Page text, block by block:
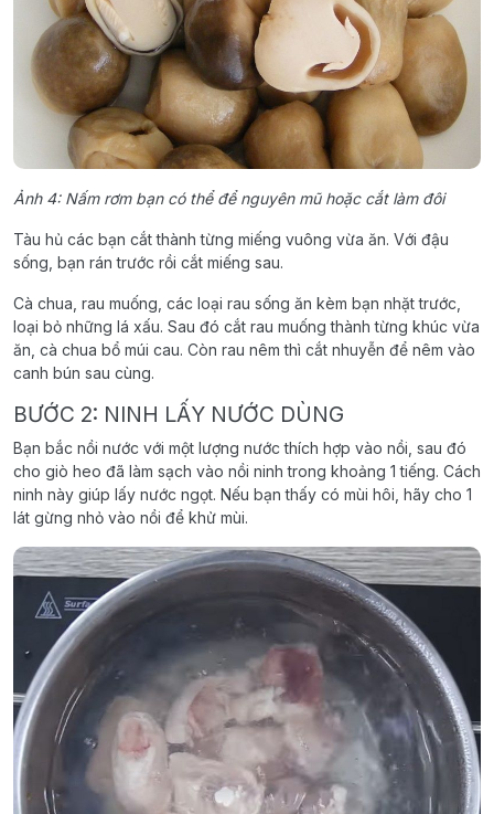
Ảnh 4: Nấm rơm bạn có thể để nguyên mũ hoặc cắt làm đôi
Tàu hủ các bạn cắt thành từng miếng vuông vừa ăn. Với đậu
sống, bạn rán trước rồi cắt miếng sau.
Cà chua, rau muống, các loại rau sống ăn kèm bạn nhặt trước,
loại bỏ những lá xấu. Sau đó cắt rau muống thành từng khúc vừa
ăn, cà chua bổ múi cau. Còn rau nêm thì cắt nhuyễn để nêm vào
canh bún sau cùng.
BƯỚC 2: NINH LẤY NƯỚC DÙNG
Bạn bắc nồi nước với một lượng nước thích hợp vào nồi, sau đó
cho giò heo đã làm sạch vào nồi ninh trong khoảng 1 tiếng. Cách
ninh này giúp lấy nước ngọt. Nếu bạn thấy có mùi hôi, hãy cho 1
lát gừng nhỏ vào nồi để khử mùi.